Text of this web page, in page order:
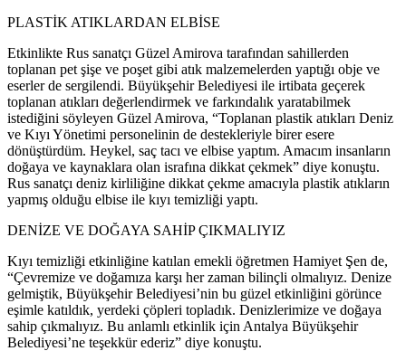
PLASTİK ATIKLARDAN ELBİSE
Etkinlikte Rus sanatçı Güzel Amirova tarafından sahillerden
toplanan pet şişe ve poşet gibi atık malzemelerden yaptığı obje ve
eserler de sergilendi. Büyükşehir Belediyesi ile irtibata geçerek
toplanan atıkları değerlendirmek ve farkındalık yaratabilmek
istediğini söyleyen Güzel Amirova, “Toplanan plastik atıkları Deniz
ve Kıyı Yönetimi personelinin de destekleriyle birer esere
dönüştürdüm. Heykel, saç tacı ve elbise yaptım. Amacım insanların
doğaya ve kaynaklara olan israfına dikkat çekmek” diye konuştu.
Rus sanatçı deniz kirliliğine dikkat çekme amacıyla plastik atıkların
yapmış olduğu elbise ile kıyı temizliği yaptı.
DENİZE VE DOĞAYA SAHİP ÇIKMALIYIZ
Kıyı temizliği etkinliğine katılan emekli öğretmen Hamiyet Şen de,
“Çevremize ve doğamıza karşı her zaman bilinçli olmalıyız. Denize
gelmiştik, Büyükşehir Belediyesi’nin bu güzel etkinliğini görünce
eşimle katıldık, yerdeki çöpleri topladık. Denizlerimize ve doğaya
sahip çıkmalıyız. Bu anlamlı etkinlik için Antalya Büyükşehir
Belediyesi’ne teşekkür ederiz” diye konuştu.